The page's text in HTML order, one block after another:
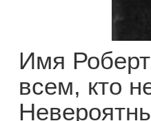
Имя
всем, кто